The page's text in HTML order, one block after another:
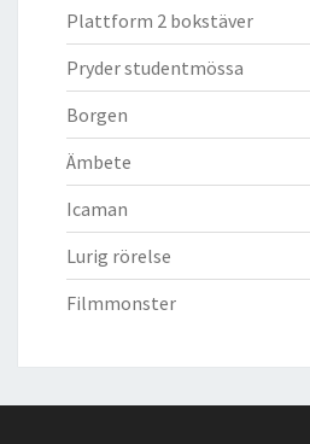
Plattform 2 bokstäver
Pryder studentmössa
Borgen
Ämbete
Icaman
Lurig rörelse
Filmmonster